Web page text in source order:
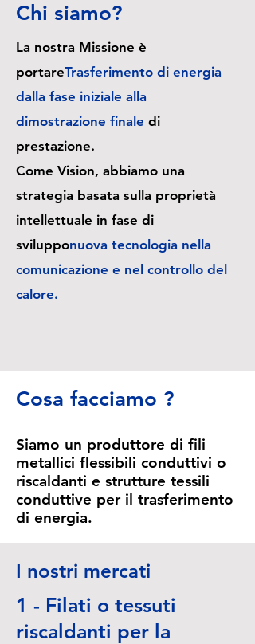
Chi siamo?
La nostra Missione è
portareTrasferimento di energia
dalla fase iniziale alla
dimostrazione finale di
prestazione.
Come Vision, abbiamo una
strategia basata sulla proprietà
intellettuale in fase di
svilupponuova tecnologia nella
comunicazione e nel controllo del
calore.
Cosa facciamo ?
Siamo un produttore di fili
metallici flessibili conduttivi o
riscaldanti e strutture tessili
conduttive per il trasferimento
di energia.
I nostri mercati
1 - Filati o tessuti
riscaldanti per la